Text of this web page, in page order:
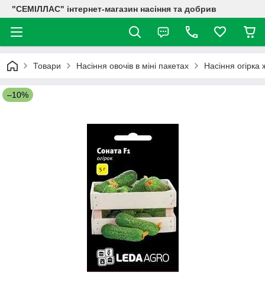
"СЕМІЛЛАС" інтернет-магазин насіння та добрив
Товари Насіння овочів в міні пакетах Насіння огірка
–10%